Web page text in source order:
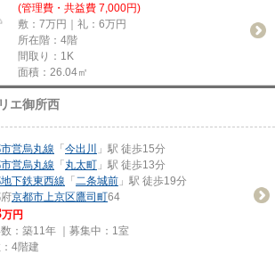
(管理費・共益費 7,000円)
敷：7万円｜礼：6万円
所在階：4階
間取り：1K
面積：26.04㎡
エ御所西
営烏丸線 「 今出川
」駅 徒歩15分
営烏丸線 「 丸太町 」駅 徒歩13分
下鉄東西線 「 二条城前 」駅 徒歩19分
京都市上京区鷹司町64
万円
：築11年 ｜募集中： 1室
4階建